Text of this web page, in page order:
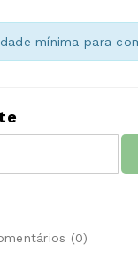
mínima para
(0)